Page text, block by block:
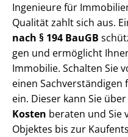
Ingenieure für
Qualität zahlt sich aus.
nach § 194 BauGB
gen und ermöglicht
Immobilie. Schalten Sie
einen
ein. Dieser kann Sie über
Kosten beraten und Sie
Objektes bis zur